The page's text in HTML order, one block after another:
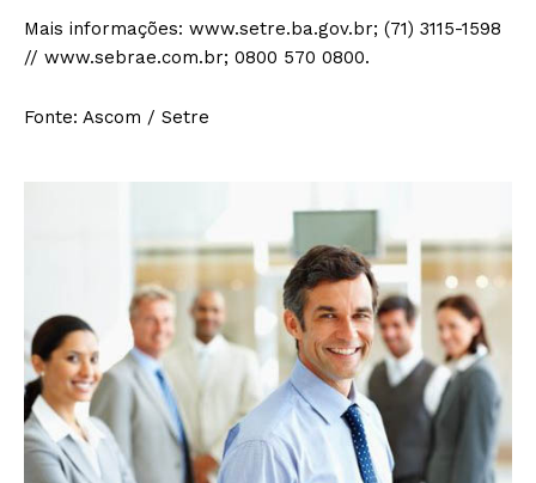
Mais informações: www.setre.ba.gov.br; (71) 3115-1598
// www.sebrae.com.br; 0800 570 0800.
Fonte: Ascom / Setre